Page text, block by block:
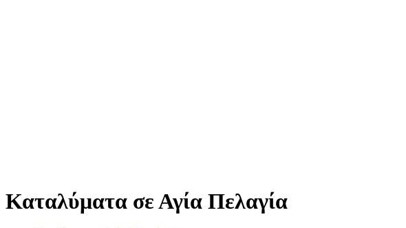
Καταλύματα σε Αγία Πελαγία